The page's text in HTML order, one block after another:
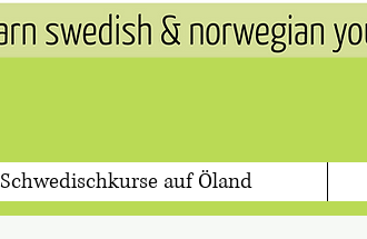
Schwedischkurse auf Öland